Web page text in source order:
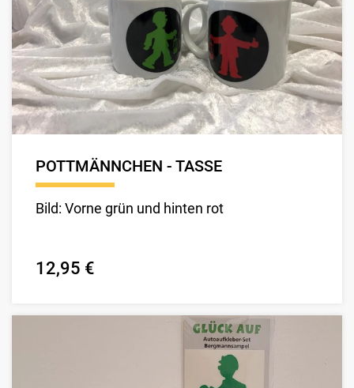
POTTMÄNNCHEN - TASSE
Bild: Vorne grün und hinten rot
12,95 €